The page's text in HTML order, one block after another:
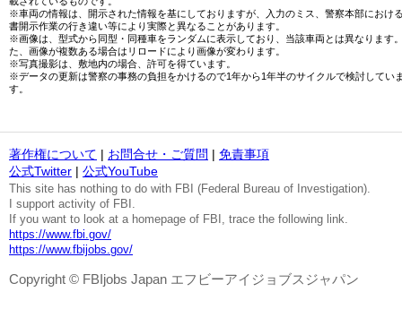
※車両の情報は、開示された情報を基にしておりますが、入力のミス、警察本部におけ
書開示作業の行き違い等により実際と異なることがあります。
※画像は、型式から同型・同種車をランダムに表示しており、当該車両とは異なります
た、画像が複数ある場合はリロードにより画像が変わります。
※写真撮影は、敷地内の場合、許可を得ています。
※データの更新は警察の事務の負担をかけるので1年から1年半のサイクルで検討してい
す。
著作権について | お問合せ・ご質問 | 免責事項
公式Twitter | 公式YouTube
This site has nothing to do with FBI (Federal Bureau of Investigation).
I support activity of FBI.
If you want to look at a homepage of FBI, trace the following link.
https://www.fbi.gov/
https://www.fbijobs.gov/
Copyright © FBIjobs Japan エフビーアイジョブスジャパン